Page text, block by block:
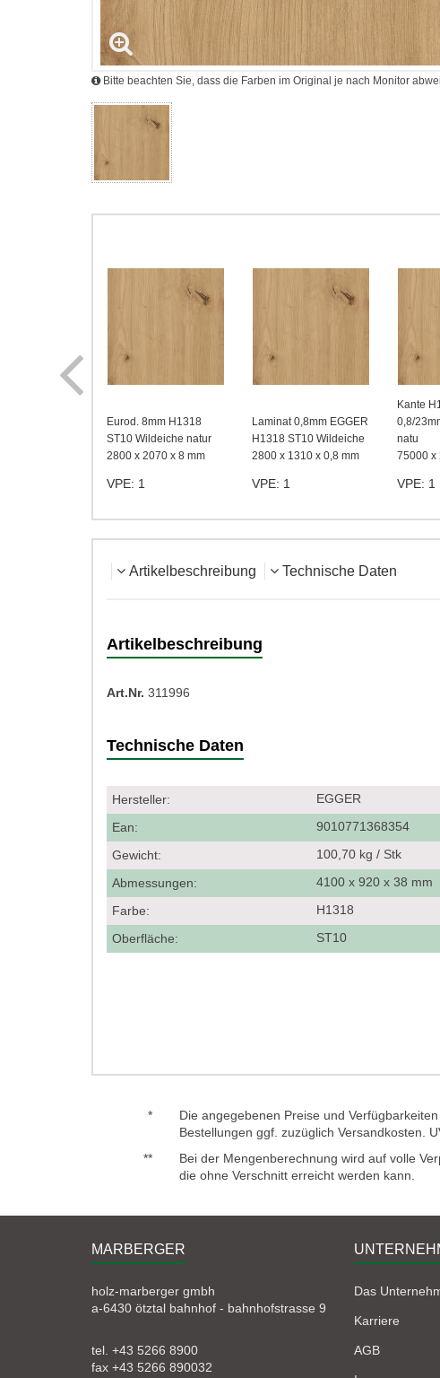
Bitte beachten Sie, dass die Farben im Original je nach Monitor
Eurod. 8mm H1318
ST10 Wildeiche natur
2800 x 2070 x 8 mm
VPE: 1
Laminat 0,8mm EGGER
H1318 ST10 Wildeiche
2800 x 1310 x 0,8 mm
VPE: 1
Kante
0,8/
natu
75000 x
VPE: 1
Artikelbeschreibung Technische Daten
Artikelbeschreibung
Art.Nr. 311996
Technische Daten
Hersteller:
EGGER
Ean:
9010771368354
Gewicht:
100,70 kg / Stk
Abmessungen:
4100 x 920 x 38 mm
Farbe:
H1318
Oberfläche:
ST10
*
Die angegebenen Preise und
Bestellungen ggf. zuzüglich Versandkosten.
**
Bei der Mengenberechnung wird auf volle
die ohne Verschnitt erreicht werden kann.
MARBERGER
holz-marberger gmbh
a-6430 ötztal bahnhof - bahnhofstrasse 9
tel. +43 5266 8900
fax +43 5266 890032
Das
Karriere
AGB